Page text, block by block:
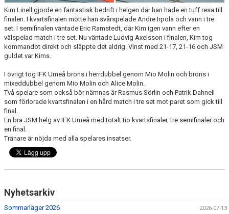
Kim Linell gjorde en fantastisk bedrift i helgen där han hade en tuff resa till
finalen. I kvartsfinalen mötte han svårspelade Andre Irpola och vann i tre
set. I semifinalen väntade Eric Ramstedt, där Kim igen vann efter en
välspelad match i tre set. Nu väntade Ludvig Axelsson i finalen, Kim tog
kommandot direkt och släppte det aldrig. Vinst med 21-17, 21-16 och JSM
guldet var Kims.
I övrigt tog IFK Umeå brons i herrdubbel genom Mio Molin och brons i
mixeddubbel genom Mio Molin och Alice Molin.
Två spelare som också bör nämnas är Rasmus Sörlin och Patrik Dahnell
som förlorade kvartsfinalen i en hård match i tre set mot paret som gick till
final.
En bra JSM helg av IFK Umeå med totalt tio kvartsfinaler, tre semifinaler och
en final.
Tränare är nöjda med alla spelares insatser.
Nyhetsarkiv
Sommarläger 2026 2026-07-13